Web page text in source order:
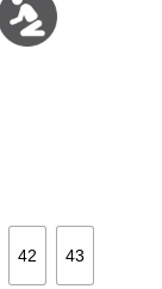
42 43